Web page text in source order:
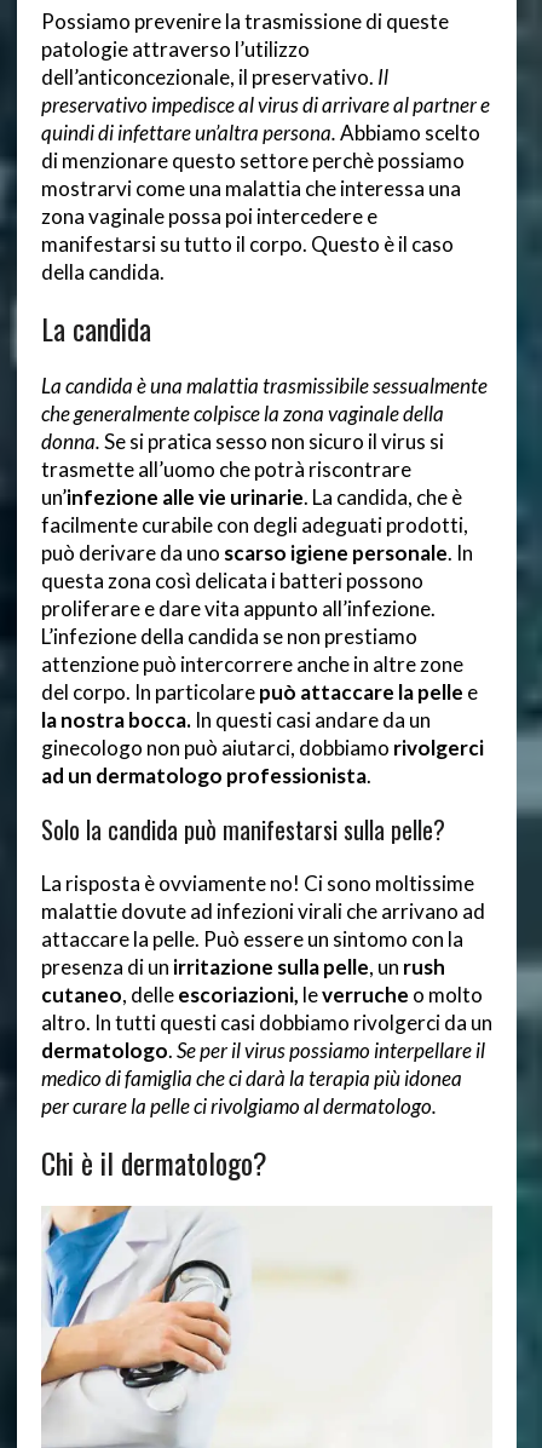
Possiamo prevenire la trasmissione di queste
patologie attraverso l’utilizzo
dell’anticoncezionale, il preservativo. Il
preservativo impedisce al virus di arrivare al partner e
quindi di infettare un’altra persona.Abbiamo scelto
di menzionare questo settore perchè possiamo
mostrarvi come una malattia che interessa una
zona vaginale possa poi intercedere e
manifestarsi su tutto il corpo. Questo è il caso
della candida.
La candida
La candida è una malattia trasmissibile sessualmente
che generalmente colpisce la zona vaginale della
donna.Se si pratica sesso non sicuro il virus si
trasmette all’uomo che potrà riscontrare
un’infezione alle vie urinarie. La candida, che è
facilmente curabile con degli adeguati prodotti,
può derivare da uno scarso igiene personale. In
questa zona così delicata i batteri possono
proliferare e dare vita appunto all’infezione.
L’infezione della candida se non prestiamo
attenzione può intercorrere anche in altre zone
del corpo. In particolarepuò attaccare la pelle e
lanostra bocca.In questi casi andare da un
ginecologo non può aiutarci, dobbiamo rivolgerci
ad un dermatologo professionista.
Solo la candida può manifestarsi sulla pelle?
La risposta è ovviamente no! Ci sono moltissime
malattie dovute ad infezioni virali che arrivano ad
attaccare la pelle. Può essere un sintomo con la
presenza di un irritazione sulla pelle, un rush
cutaneo, delleescoriazioni, leverruche o molto
altro. In tutti questi casi dobbiamo rivolgerci da un
dermatologo.Se per il virus possiamo interpellare il
medico di famiglia che ci darà la terapia più idonea
per curare la pelle ci rivolgiamo al dermatologo.
Chi è il dermatologo?